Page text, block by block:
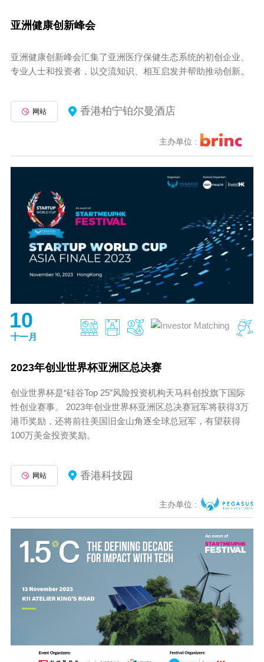
亚洲健康创新峰会
亚洲健康创新峰会汇集了亚洲医疗保健生态系统的初创企业、
专业人士和投资者，以交流知识、相互启发并帮助推动创新。
网站 香港柏宁铂尔曼酒店
主办单位 :
10
十一月
2023年创业世界杯亚洲区总决赛
创业世界杯是“硅谷Top 25”风险投资机构天马科创投旗下国际
性创业赛事。 2023年创业世界杯亚洲区总决赛冠军将获得3万
港币奖励，还将前往美国旧金山角逐全球总冠军，有望获得
100万美金投资奖励。
网站 香港科技园
主办单位 :